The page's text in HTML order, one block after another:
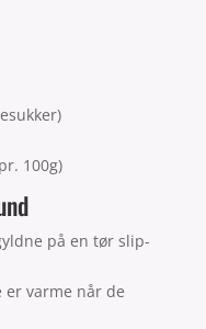
100g)
på en tør slip-
er varme når de